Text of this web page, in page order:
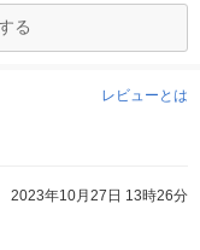
る
レビューとは
2023年10月27日 13時26分